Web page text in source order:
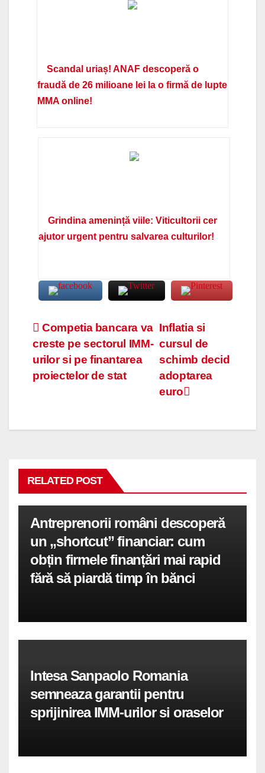
Scandal uriaș! ANAF descoperă o
fraudă de 26 milioane lei la o firmă de lupte
MMA online!
Grindina amenință viile: Viticultorii cer
ajutor urgent pentru salvarea culturilor!
Navigare
în
articole
Inflatia si
cursul de
schimb decid
adoptarea
euro
Competia bancara va
creste pe sectorul IMM-
urilor si pe finantarea
proiectelor de stat
RELATED POST
Antreprenorii români descoperă
un „shortcut” financiar: cum
obțin firmele finanțări mai rapid
fără să piardă timp în bănci
Intesa Sanpaolo Romania
semneaza garantii pentru
sprijinirea IMM-urilor si oraselor